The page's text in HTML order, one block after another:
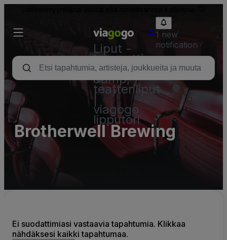
Liput -
konsertti,
urheilu
&amp;
teatteriliput
viagogo
lipputori
1 new
notification
Brotherwell Brewing
Ei suodattimiasi vastaavia tapahtumia. Klikkaa
nähdäksesi kaikki tapahtumaa.